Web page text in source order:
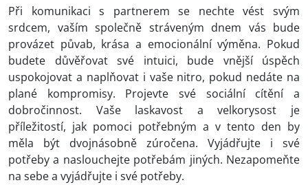
Při komunikaci s partnerem se nechte vést svým
srdcem, vaším společně stráveným dnem vás bude
provázet půvab, krása a emocionální výměna. Pokud
budete důvěřovat své intuici, bude vnější úspěch
uspokojovat a naplňovat i vaše nitro, pokud nedáte na
plané kompromisy. Projevte své sociální cítění a
dobročinnost. Vaše laskavost a velkorysost je
příležitostí, jak pomoci potřebným a v tento den by
měla být dvojnásobně zúročena. Vyjádřujte i své
potřeby a naslouchejte potřebám jiných. Nezapomeňte
na sebe a vyjádřujte i své potřeby.